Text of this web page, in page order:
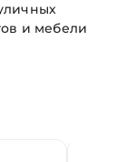
и мебели